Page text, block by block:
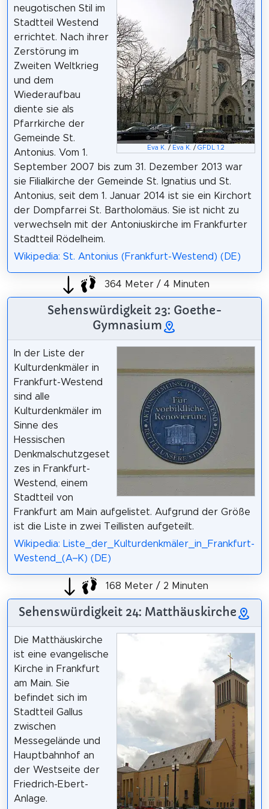
Eva K. / Eva K. /GFDL 1.2
neugotischen Stil im
Stadtteil Westend
errichtet. Nach ihrer
Zerstörung im
Zweiten Weltkrieg
und dem
Wiederaufbau
diente sie als
Pfarrkirche der
Gemeinde St.
Antonius. Vom 1.
September 2007 bis zum 31. Dezember 2013 war
sie Filialkirche der Gemeinde St. Ignatius und St.
Antonius, seit dem 1. Januar 2014 ist sie ein Kirchort
der Dompfarrei St. Bartholomäus. Sie ist nicht zu
verwechseln mit der Antoniuskirche im Frankfurter
Stadtteil Rödelheim.
Wikipedia: St. Antonius (Frankfurt-Westend) (DE)
364 Meter / 4 Minuten
Sehenswürdigkeit 23: Goethe-
Gymnasium
In der Liste der
Kulturdenkmäler in
Frankfurt-Westend
sind alle
Kulturdenkmäler im
Sinne des
Hessischen
Denkmalschutzgeset
zes in Frankfurt-
Westend, einem
Stadtteil von
Frankfurt am Main aufgelistet. Aufgrund der Größe
ist die Liste in zwei Teillisten aufgeteilt.
Wikipedia: Liste_der_Kulturdenkmäler_in_Frankfurt-
Westend_(A–K) (DE)
168 Meter / 2 Minuten
Sehenswürdigkeit 24: Matthäuskirche
Die Matthäuskirche
ist eine evangelische
Kirche in Frankfurt
am Main. Sie
befindet sich im
Stadtteil Gallus
zwischen
Messegelände und
Hauptbahnhof an
der Westseite der
Friedrich-Ebert-
Anlage.